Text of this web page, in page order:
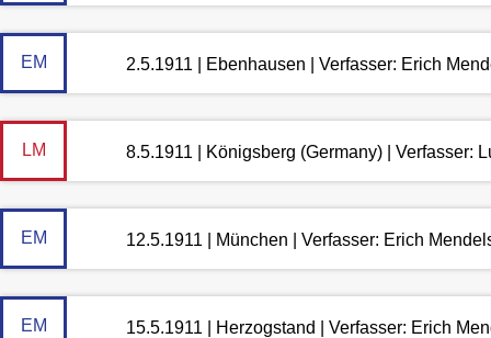
EM 2.5.1911 | Ebenhausen | Verfasser: Erich
LM 8.5.1911 | Königsberg (Germany) | Verfasser:
EM 12.5.1911 | München | Verfasser: Erich
EM 15.5.1911 | Herzogstand | Verfasser: Erich